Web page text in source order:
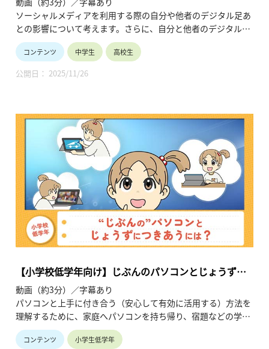
ジーとメディア～デジタル・シティズンシップから考
える創造活動と学びの社会化 コマ６）
ソーシャルメディアを利用する際の自分や他者のデジタル足あ
との影響について考えます。さらに、自分と他者のデジタルに
残る足あとを意識しながら、ソーシャルメディアの良さを生か
し社会への責任を考えたポジティブな使い方について検討しま
す。
コンテンツ 中学生 高校生
公開日： 2025/11/26
【小学校低学年向け】じぶんのパソコンとじょうずに
つきあうには？（GIGAスクール時代のテクノロジーと
メディア～デジタル・シティズンシップから考える創
造活動と学びの社会化 コマ２）
動画（約3分）／字幕あり
パソコンと上手に付き合う（安心して有効に活用する）方法を
理解するために、家庭へパソコンを持ち帰り、宿題などの学習
や、自分の趣味で使ったりするときに起こりうる様々なトラブ
ルへの対応の仕方を考えます。
コンテンツ 小学生低学年